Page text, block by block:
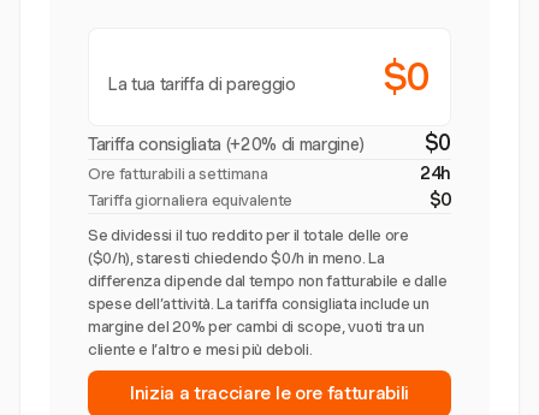
La tua tariffa di pareggio $0
Tariffa consigliata (+20% di margine) $0
Ore fatturabili a settimana 24h
Tariffa giornaliera equivalente $0
Se dividessi il tuo reddito per il totale delle ore
($0/h), staresti chiedendo $0/h in meno. La
differenza dipende dal tempo non fatturabile e dalle
spese dell’attività. La tariffa consigliata include un
margine del 20% per cambi di scope, vuoti tra un
cliente e l’altro e mesi più deboli.
Inizia a tracciare le ore fatturabili